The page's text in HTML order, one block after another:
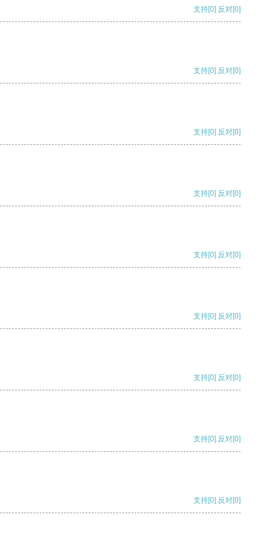
支持[0] 反对[0]
支持[0] 反对[0]
支持[0] 反对[0]
支持[0] 反对[0]
支持[0] 反对[0]
支持[0] 反对[0]
支持[0] 反对[0]
支持[0] 反对[0]
支持[0] 反对[0]